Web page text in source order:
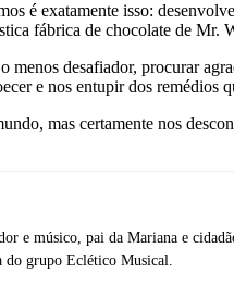
é exatamente isso:
fábrica de chocolate de
desafiador, procurar
e nos entupir dos remédios
mas certamente nos
e músico, pai da Mariana e
do grupo Eclético Musical.